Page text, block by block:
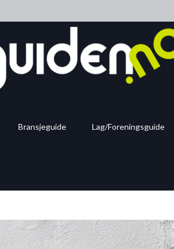
Bransjeguide Lag/Foreningsguide